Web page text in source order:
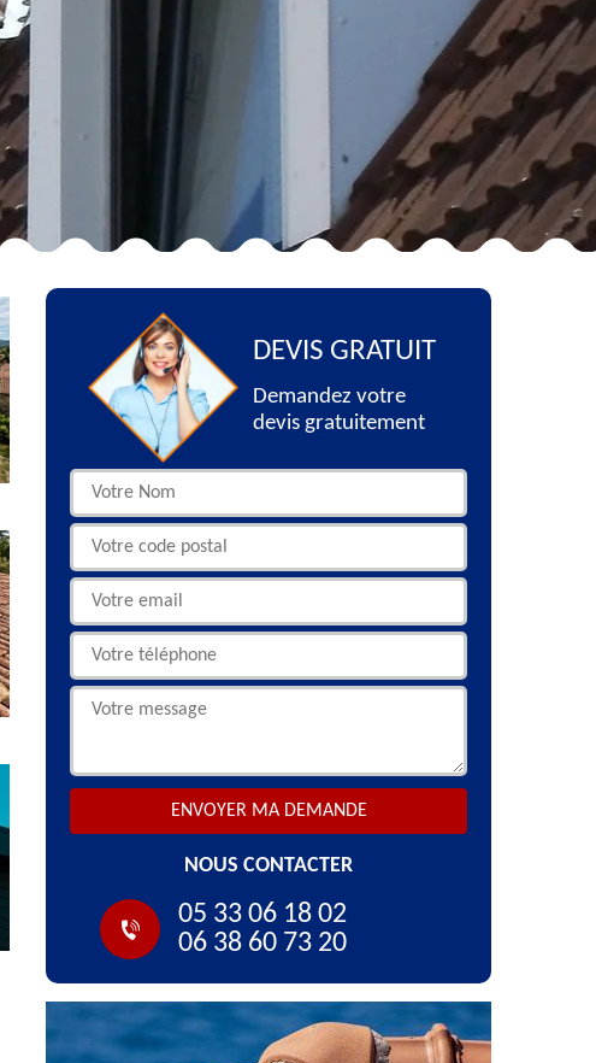
DEVIS GRATUIT
Demandez votre
devis gratuitement
NOUS CONTACTER
05 33 06 18 02
06 38 60 73 20